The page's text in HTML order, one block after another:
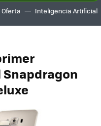
Oferta Inteligencia Artificial